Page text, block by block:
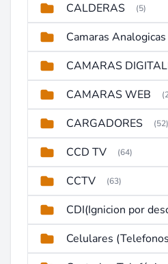
CALDERAS (5)
Camaras Analogicas
CAMARAS
CAMARAS WEB
CARGADORES (52)
CCD TV (64)
CCTV (63)
Celulares